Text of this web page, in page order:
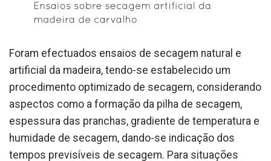
Foram efectuados ensaios de secagem natural e
artificial da madeira, tendo-se estabelecido um
procedimento optimizado de secagem, considerando
aspectos como a formação da pilha de secagem,
espessura das pranchas, gradiente de temperatura e
humidade de secagem, dando-se indicação dos
tempos previsíveis de secagem. Para situações